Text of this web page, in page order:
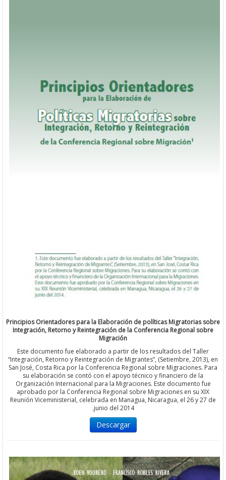
Principios Orientadores para la Elaboración de políticas
Integración, Retorno y Reintegración de la Conferencia Regional
Migración
Este documento fue elaborado a partir de los resultados del
“Integración, Retorno y Reintegración de Migrantes”, (Setiembre,
San José, Costa Rica por la Conferencia Regional sobre
su elaboración se contó con el apoyo técnico y financiero de
Organización Internacional para la Migraciones. Este
aprobado por la Conferencia Regional sobre Migraciones en su
Reunión Viceministerial, celebrada en Managua, Nicaragua, el 26 y
junio del 2014.
Descargar